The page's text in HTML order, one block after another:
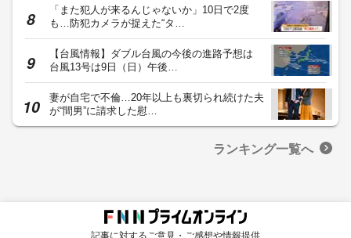
「また犯人が来るんじゃないか」10日で2度
も…防犯カメラが捉えた“タ…
【台風情報】ダブル台風の今後の進路予想は
台風13号は9日（日）午後…
妻が自宅で不倫…20年以上も裏切られ続けた夫
が“間男”に請求した慰…
ランキング一覧へ
記事に対するご意見・ご感想や情報提供